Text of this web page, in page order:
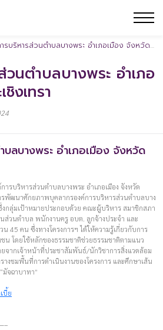
บริหารส่วนตำบลบางพระ อำเภอเมือง จังหวัดฉะเชิงเทรา
วนตำบลบางพระ อำเภอ
งเทรา
ลบางพระ อำเภอเมือง จังหวัด
รบริหารส่วนตำบลบางพระ อำเภอเมือง จังหวัด
ารพัฒนาศักยภาพบุคลากรองค์การบริหารส่วนตำบลบาง
กลุ่มเป้าหมายประกอบด้วย คณะผู้บริหาร สมาชิกสภา
ส่วนตำบล พนักงานครู อบต. ลูกจ้างประจำ และ
45 คน ซึ่งทางโครงการฯ ได้ให้ความรู้เกี่ยวกับการ
น โดยใช้หลักของธรรมชาติช่วยธรรมชาติตามแนว
จากเจ้าหน้าที่ประชาสัมพันธ์/นักวิชาการสิ่งแวดล้อม
งชมพื้นที่การดำเนินงานของโครงการ และศึกษาเส้น
มัจฉาบาทา”
บี้ย